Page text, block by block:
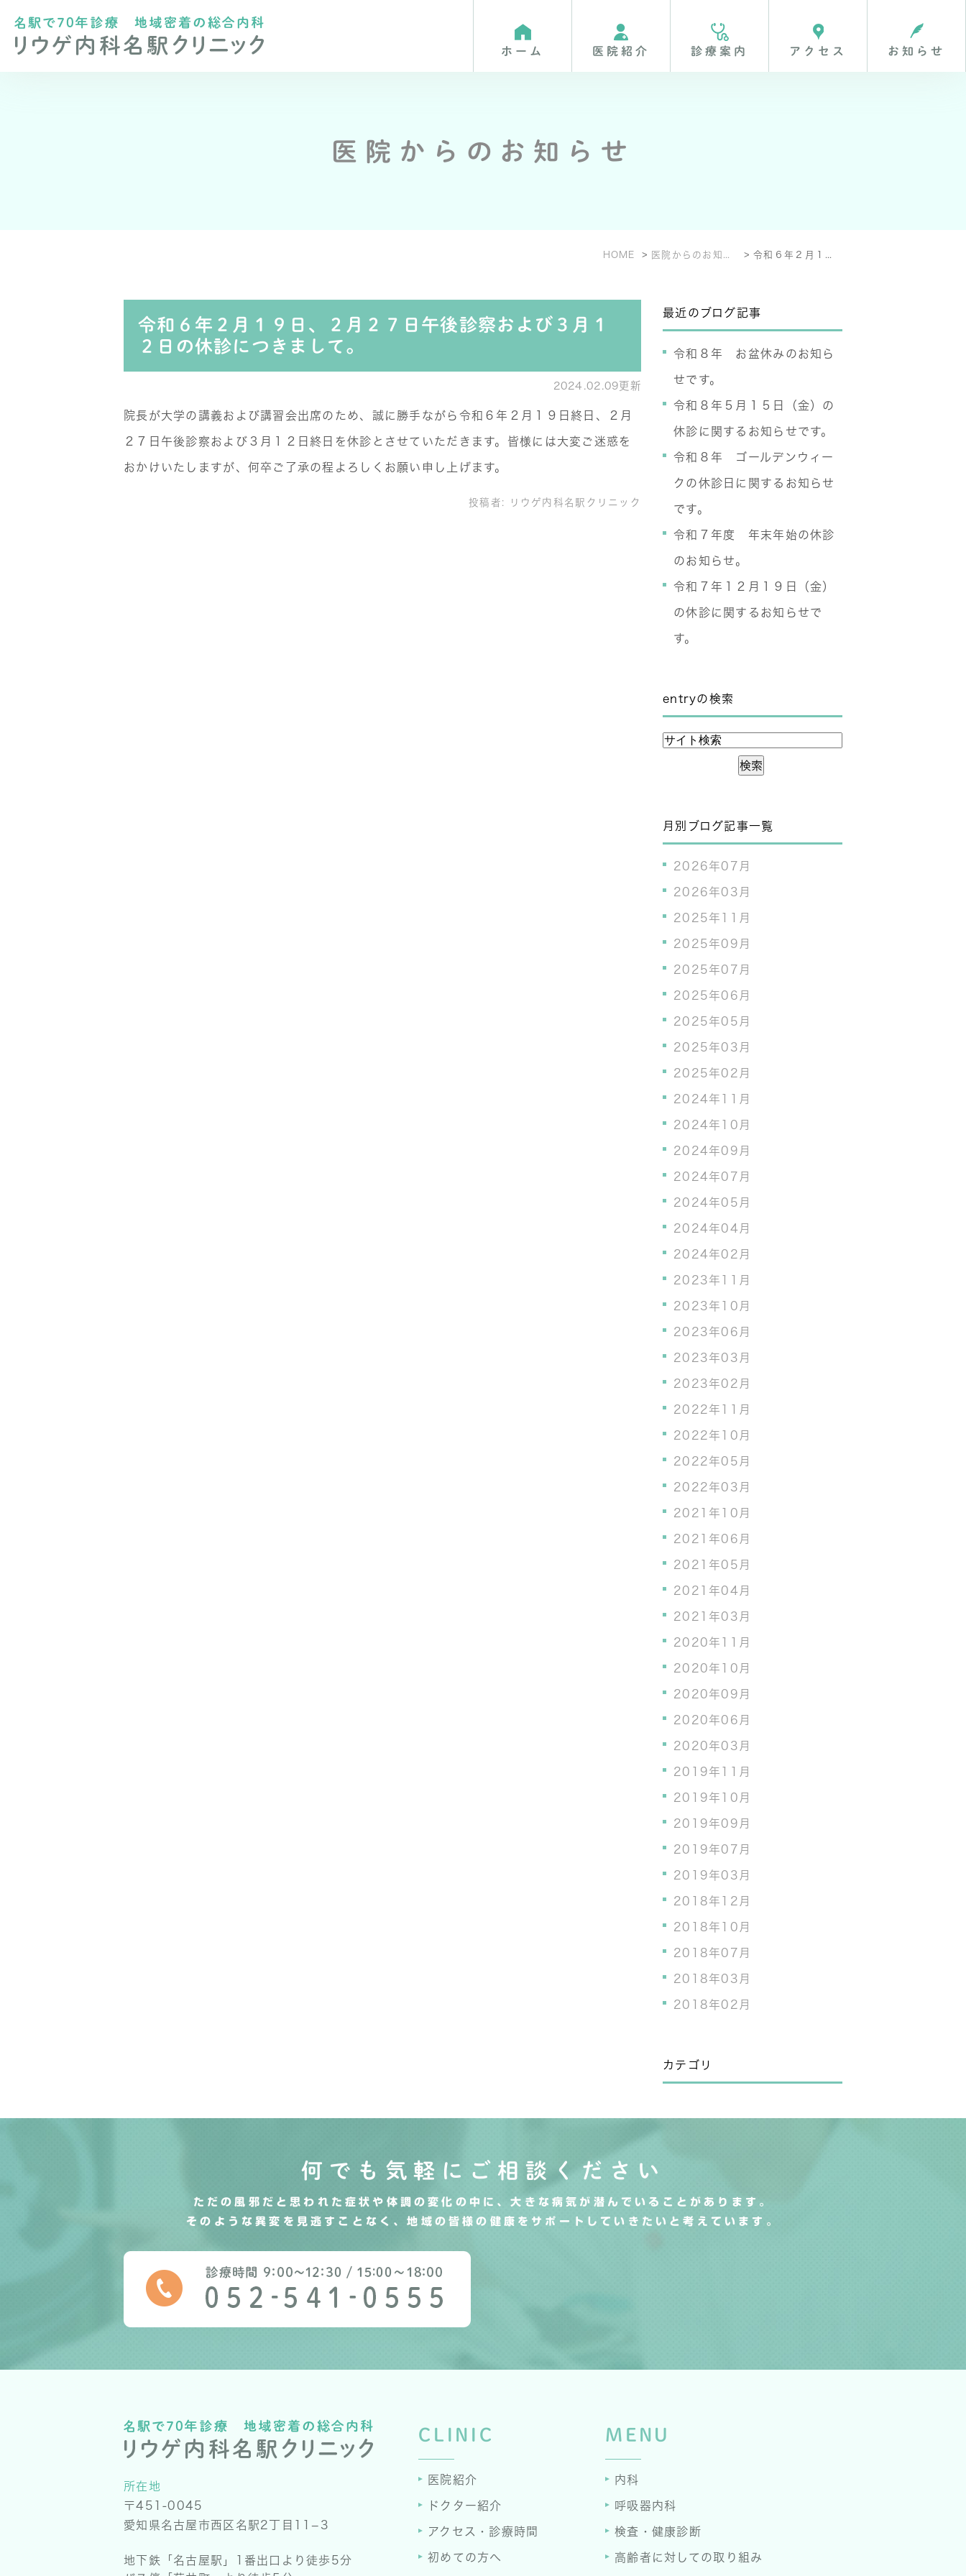
ホーム 医院紹介
初めての方へ ご高齢の患者様が通院しやすくなる取り組み
診療案内
検査・健康診断
アクセス お知らせ
医院からのお知らせ
HOME 医院からのお知らせ 令和６年２月１９日、２月２７日午後診察および３月１２日の休診につきまして。
令和６年２月１９日、２月２７日午後診察および３月１
２日の休診につきまして。
2024.02.09更新
院長が大学の講義および講習会出席のため、誠に勝手ながら令和６年２月１９日終日、２月
２７日午後診察および３月１２日終日を休診とさせていただきます。皆様には大変ご迷惑を
おかけいたしますが、何卒ご了承の程よろしくお願い申し上げます。
投稿者: リウゲ内科名駅クリニック
最近のブログ記事
令和８年 お盆休みのお知ら
せです。
令和８年５月１５日（金）の
休診に関するお知らせです。
令和８年 ゴールデンウィー
クの休診日に関するお知らせ
です。
令和７年度 年末年始の休診
のお知らせ。
令和７年１２月１９日（金）
の休診に関するお知らせで
す。
entryの検索
月別ブログ記事一覧
2026年07月
2026年03月
2025年11月
2025年09月
2025年07月
2025年06月
2025年05月
2025年03月
2025年02月
2024年11月
2024年10月
2024年09月
2024年07月
2024年05月
2024年04月
2024年02月
2023年11月
2023年10月
2023年06月
2023年03月
2023年02月
2022年11月
2022年10月
2022年05月
2022年03月
2021年10月
2021年06月
2021年05月
2021年04月
2021年03月
2020年11月
2020年10月
2020年09月
2020年06月
2020年03月
2019年11月
2019年10月
2019年09月
2019年07月
2019年03月
2018年12月
2018年10月
2018年07月
2018年03月
2018年02月
カテゴリ
何でも気軽にご相談ください
ただの風邪だと思われた症状や体調の変化の中に、大きな病気が潜んでいることがあります。
そのような異変を見逃すことなく、地域の皆様の健康をサポートしていきたいと考えています。
所在地
〒451-0045
愛知県名古屋市西区名駅2丁目11−3
地下鉄「名古屋駅」1番出口より徒歩5分
CLINIC
医院紹介
ドクター紹介
アクセス・診療時間
初めての方へ
MENU
内科
呼吸器内科
検査・健康診断
高齢者に対しての取り組み